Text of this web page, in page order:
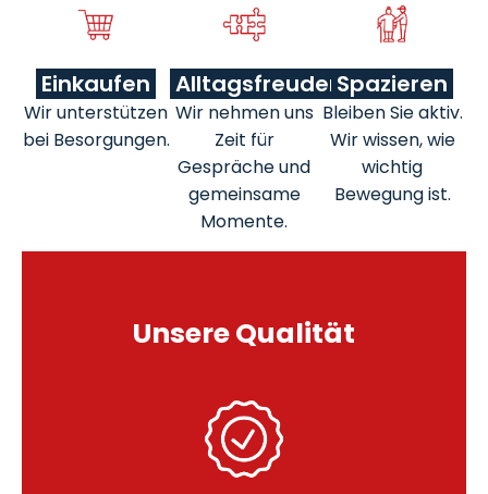
Einkaufen
Wir unterstützen
bei Besorgungen.
Alltagsfreuden
Wir nehmen uns
Zeit für
Gespräche und
gemeinsame
Momente.
Spazieren
Bleiben Sie aktiv.
Wir wissen, wie
wichtig
Bewegung ist.
Unsere Qualität